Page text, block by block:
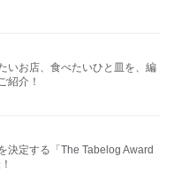
いお店、食べたいひと皿を、編
紹介！
決定する「The Tabelog Award